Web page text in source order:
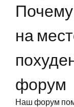
Почему
на
форум
Наш форум